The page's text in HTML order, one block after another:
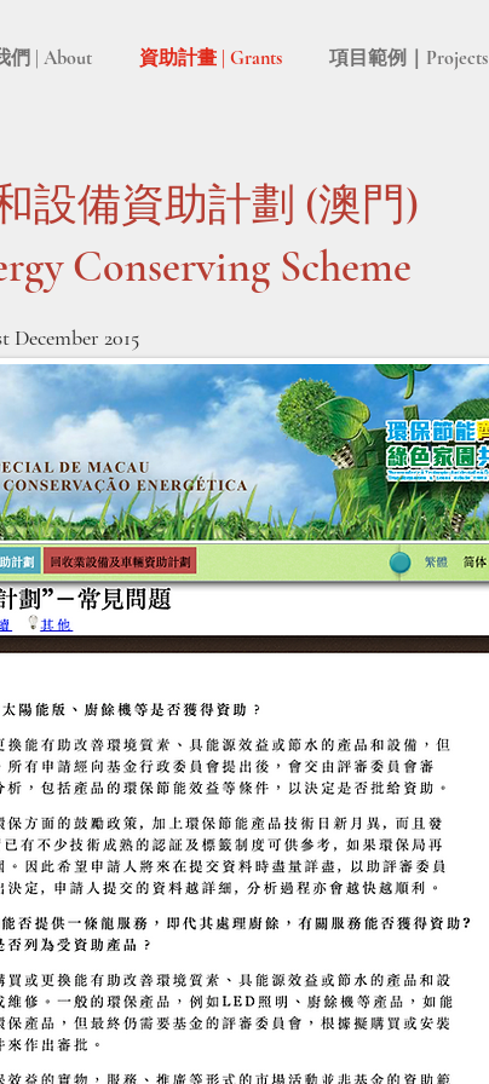
們 | About 資助計畫 | Grants 項目範例｜Projects
設備資助計劃 (澳門)
Conserving Scheme
December 2015